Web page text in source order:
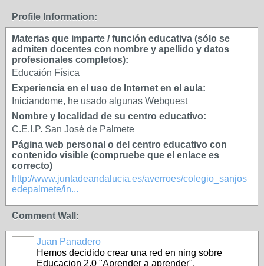
Profile Information:
Materias que imparte / función educativa (sólo se
admiten docentes con nombre y apellido y datos
profesionales completos):
Educaión Física
Experiencia en el uso de Internet en el aula:
Iniciandome, he usado algunas Webquest
Nombre y localidad de su centro educativo:
C.E.I.P. San José de Palmete
Página web personal o del centro educativo con
contenido visible (compruebe que el enlace es
correcto)
http://www.juntadeandalucia.es/averroes/colegio_sanjos
edepalmete/in...
Comment Wall:
Juan Panadero
Hemos decidido crear una red en ning sobre
Educacion 2.0 "Aprender a aprender".